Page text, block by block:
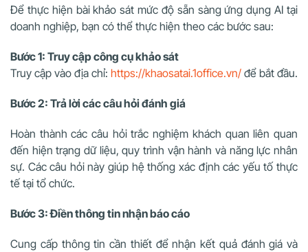
Để thực hiện bài khảo sát mức độ sẵn sàng ứng dụng AI tại
doanh nghiệp, bạn có thể thực hiện theo các bước sau:
Bước 1: Truy cập công cụ khảo sát
Truy cập vào địa chỉ: https://khaosatai.1office.vn/ để bắt đầu.
Bước 2: Trả lời các câu hỏi đánh giá
Hoàn thành các câu hỏi trắc nghiệm khách quan liên quan
đến hiện trạng dữ liệu, quy trình vận hành và năng lực nhân
sự. Các câu hỏi này giúp hệ thống xác định các yếu tố thực
tế tại tổ chức.
Bước 3: Điền thông tin nhận báo cáo
Cung cấp thông tin cần thiết để nhận kết quả đánh giá và